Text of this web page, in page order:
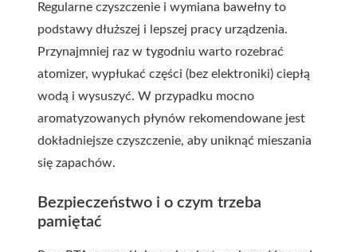
Regularne czyszczenie i wymiana bawełny to
podstawy dłuższej i lepszej pracy urządzenia.
Przynajmniej raz w tygodniu warto rozebrać
atomizer, wypłukać części (bez elektroniki) ciepłą
wodą i wysuszyć. W przypadku mocno
aromatyzowanych płynów rekomendowane jest
dokładniejsze czyszczenie, aby uniknąć mieszania
się zapachów.
Bezpieczeństwo i o czym trzeba
pamiętać